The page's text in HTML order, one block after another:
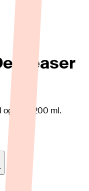
og hud. 200 ml.